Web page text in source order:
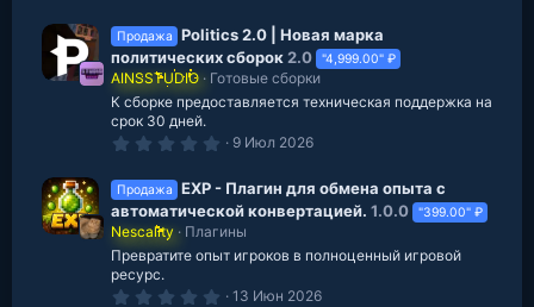
0
в
е
з
д
Продажа
Politics 2.0 | Новая марка
политических сборок 2.0 "4,999.00" ₽
AINSSTUDIO
Готовые сборки
К сборке предоставляется техническая поддержка на
срок 30 дней.
0
0
в
е
з
д
9 Июл 2026
Продажа
EXP - Плагин для обмена опыта с
автоматической конвертацией. 1.0.0 "399.00" ₽
Nescality
Плагины
Превратите опыт игроков в полноценный игровой
ресурс.
0 13 Июн 2026